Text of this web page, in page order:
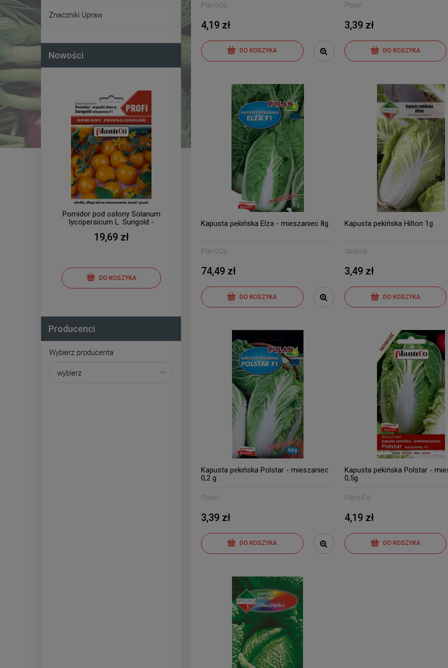
Znaczniki Upraw
Nowości
Pomidor pod osłony Solanum
lycopersicum L. Sungold -
19,69 zł
DO KOSZYKA
Pomidor pod osłony Solanum
lycopersicum L. Pink Sun -
mieszaniec 0,01g
Papryka - słodka Tongua -
mieszaniec 0,1g
Producenci
Wybierz producenta
PlantiCo
4,19 zł
DO KOSZYKA
Polan
3,39 zł
DO KOSZYKA
Kapusta pekińska Elza - mieszaniec 8g
PlantiCo
74,49 zł
DO KOSZYKA
Kapusta pekińska Hilton 1g
Spójnia
3,49 zł
DO KOSZYKA
Kapusta pekińska Polstar - mieszaniec
0,2 g
Polan
3,39 zł
DO KOSZYKA
Kapusta pekińska Polstar -
0,5g
PlantiCo
4,19 zł
DO KOSZYKA